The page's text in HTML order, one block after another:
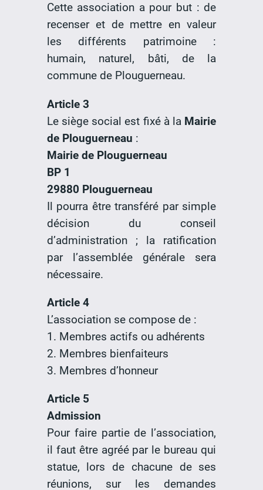
Cette association a pour but : de
recenser et de mettre en valeur
les différents patrimoine :
humain, naturel, bâti, de la
commune de Plouguerneau.
Article 3
Le siège social est fixé à la Mairie
de Plouguerneau :
Mairie de Plouguerneau
BP 1
29880 Plouguerneau
Il pourra être transféré par simple
décision du conseil
d’administration ; la ratification
par l’assemblée générale sera
nécessaire.
Article 4
L’association se compose de :
1. Membres actifs ou adhérents
2. Membres bienfaiteurs
3. Membres d’honneur
Article 5
Admission
Pour faire partie de l’association,
il faut être agréé par le bureau qui
statue, lors de chacune de ses
réunions, sur les demandes